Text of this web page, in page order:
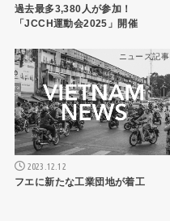
過去最多3,380人が参加！
「JCCH運動会2025」開催
ニュース記事
2023.12.12
フエに新たな工業団地が着工